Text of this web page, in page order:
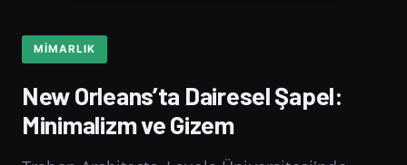
MIMARLIK
New Orleans’ta Dairesel Şapel:
Minimalizm ve Gizem